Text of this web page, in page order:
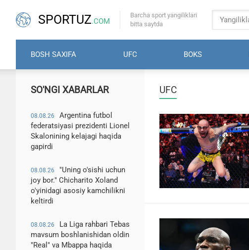
SPORTUZ.COM
Barcha sport yangiliklari
bitta saytda
BOSH SAXIFA UFC BOKS
SO'NGI XABARLAR
08.08.26
Argentina futbol
federatsiyasi prezidenti Lionel
Skalonining kelajagi haqida
gapirdi
08.08.26
"Uning o'sishi uchun
joy bor." Chicharito Xoland
o'yinidagi asosiy kamchilikni
keltirdi
08.08.26
La Liga rahbari Tebas
mavsum boshlanishidan oldin
"Real" va Mbappa haqida
UFC